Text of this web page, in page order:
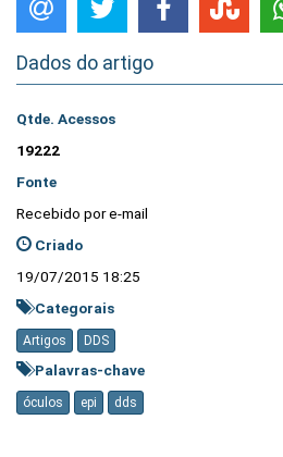
Dados do artigo
Qtde. Acessos
19222
Fonte
Recebido por e-mail
Criado
19/07/2015 18:25
Categorais
Artigos DDS
Palavras-chave
óculos epi dds